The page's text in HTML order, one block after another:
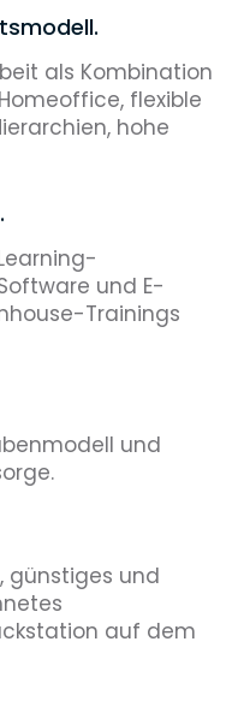
als Kombination
flexible
hohe
und E-
Trainings
und
günstiges und
auf dem